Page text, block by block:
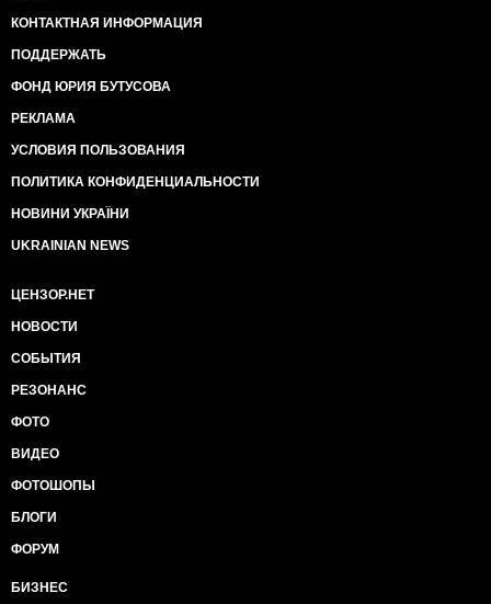
КОНТАКТНАЯ ИНФОРМАЦИЯ
ПОДДЕРЖАТЬ
ФОНД ЮРИЯ БУТУСОВА
РЕКЛАМА
УСЛОВИЯ ПОЛЬЗОВАНИЯ
ПОЛИТИКА КОНФИДЕНЦИАЛЬНОСТИ
НОВИНИ УКРАЇНИ
UKRAINIAN NEWS
ЦЕНЗОР.НЕТ
НОВОСТИ
СОБЫТИЯ
РЕЗОНАНС
ФОТО
ВИДЕО
ФОТОШОПЫ
БЛОГИ
ФОРУМ
БИЗНЕС